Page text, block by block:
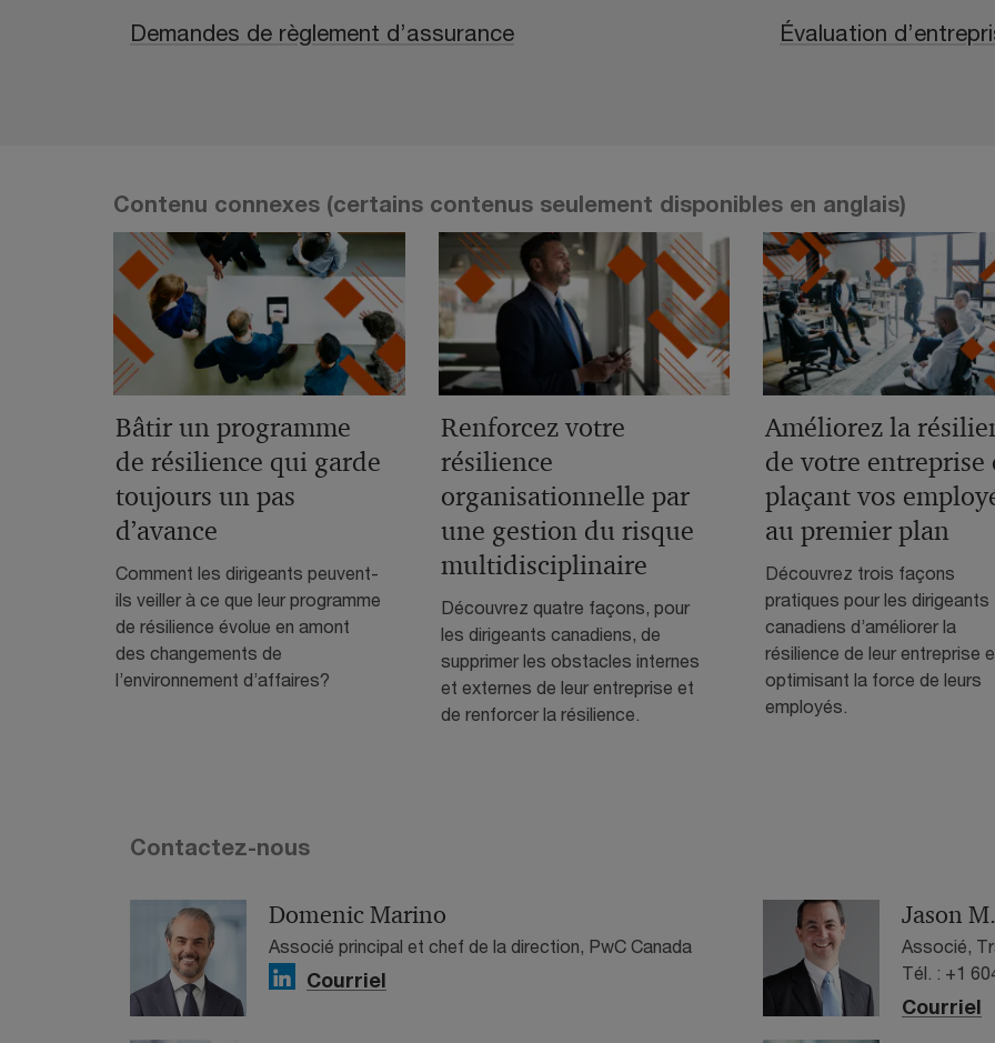
Demandes de règlement d’assurance Évaluation
Contenu connexes (certains contenus seulement disponibles en anglais)
Bâtir un programme
de résilience qui garde
toujours un pas
d’avance
Comment les dirigeants peuvent-
ils veiller à ce que leur programme
de résilience évolue en amont
des changements de
l’environnement d’affaires?
Renforcez votre
résilience
organisationnelle par
une gestion du risque
multidisciplinaire
Découvrez quatre façons, pour
les dirigeants canadiens, de
supprimer les obstacles internes
et externes de leur entreprise et
de renforcer la résilience.
Améliorez la
de votre entreprise
plaçant vos
au premier plan
Découvrez trois façons
pratiques pour les dirigeants
canadiens d’améliorer la
résilience de leur entreprise
optimisant la force de leurs
employés.
Contactez-nous
Domenic Marino
Associé principal et chef de la direction, PwC Canada
Courriel
Jason M.
Associé,
Tél. : +1
Courriel